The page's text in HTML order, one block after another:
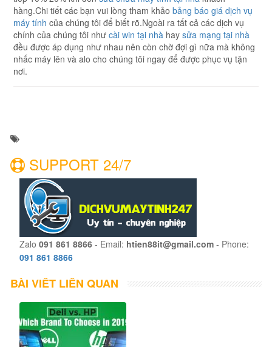
hàng.Chi tiết các bạn vui lòng tham khảo bảng báo giá dịch vụ
máy tính của chúng tôi để biết rõ.Ngoài ra tất cả các dịch vụ
chính của chúng tôi như cài win tại nhà hay sửa mạng tại nhà
đều được áp dụng như nhau nên còn chờ đợi gì nữa mà không
nhấc máy lên và alo cho chúng tôi ngay để được phục vụ tận
nơi.
SUPPORT 24/7
Zalo 091 861 8866 - Email: htien88it@gmail.com - Phone:
091 861 8866
BÀI VIẾT LIÊN QUAN